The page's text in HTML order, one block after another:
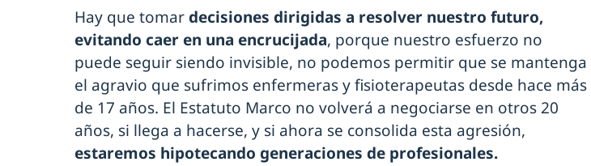
Hay que tomar decisiones dirigidas a resolver nuestro futuro,
evitando caer en una encrucijada, porque nuestro esfuerzo no
puede seguir siendo invisible, no podemos permitir que se mantenga
el agravio que sufrimos enfermeras y fisioterapeutas desde hace más
de 17 años. El Estatuto Marco no volverá a negociarse en otros 20
años, si llega a hacerse, y si ahora se consolida esta agresión,
estaremos hipotecando generaciones de profesionales.